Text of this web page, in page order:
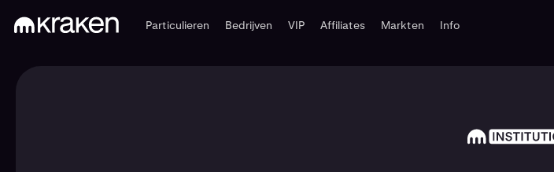
Particulieren Bedrijven VIP Affiliates Markten Info